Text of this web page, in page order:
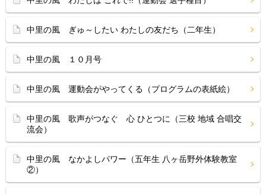
中里の風 ぎゅ～したい わたしの友だち（二年生）
中里の風 １０月号
中里の風 運動会がやってくる（プログラムの表紙絵）
中里の風 歌声がつなぐ 心 ひとつに（三校 地域 合唱交
流会）
中里の風 なかよしパワー（五年生 八ヶ岳野外体験教室
②）